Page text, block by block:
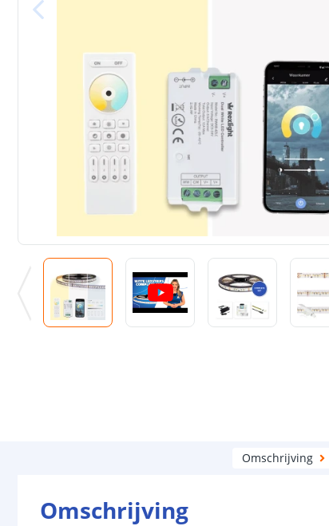
Omschrijving
Omschrijving